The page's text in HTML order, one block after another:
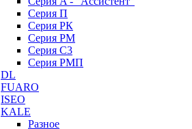
Серия П
Серия РК
Серия РМ
Серия С3
Серия РМП
DL
FUARO
ISEO
KALE
Разное